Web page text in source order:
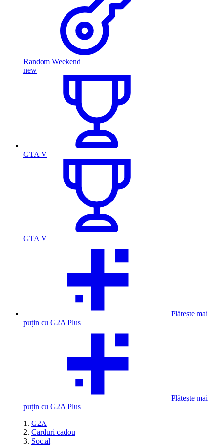
Random Weekend
new
GTA V
GTA V
Plătește mai
puțin cu G2A Plus
Plătește mai
puțin cu G2A Plus
G2A
Carduri cadou
Social